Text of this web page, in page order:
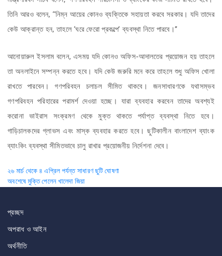
তিনি আরও বলেন, ‘‘নিম্ন আয়ের কোনও ব্যক্তিকে সহায়তা করবে সরকার। যদি তাদের
কেউ আক্রান্ত হন, তাহলে ‘ঘরে ফেরো প্রকল্পে’ ব্যবস্থা নিতে পারবে।’’
আনোয়ারুল ইসলাম বলেন, এসময় যদি কোনও অফিস-আদালতের প্রয়োজন হয় তাহলে
তা অনলাইনে সম্পন্ন করতে হবে। যদি কেউ জরুরি মনে করে তাহলে শুধু অফিস খোলা
রাখতে পারবেন। গণপরিবহন চলাচল সীমিত থাকবে। জনসাধারণকে যথাসম্ভব
গণপরিবহন পরিহারের পরামর্শ দেওয়া হচ্ছে। যারা ব্যবহার করবেন তাদের অবশ্যই
করোনা ভাইরাস সংক্রমণ থেকে মুক্ত থাকতে পর্যাপ্ত ব্যবস্থা নিতে হবে।
গাড়িচালকদের গ্লাভস এবং মাস্ক ব্যবহার করতে হবে। ছুটিকালীন বাংলাদেশ ব্যাংক
ব্যাংকিং ব্যবস্থা সীমিতভাবে চালু রাখার প্রয়োজনীয় নির্দেশনা দেবে।
Post
navigation
২৬ মার্চ থেকে ৪ এপ্রিল পর্যন্ত সাধারণ ছুটি ঘোষণা
অবশেষে মুক্তি পেলেন খালেদা জিয়া
প্রচ্ছদ
অপরাধ ও আইন
অর্থনীতি